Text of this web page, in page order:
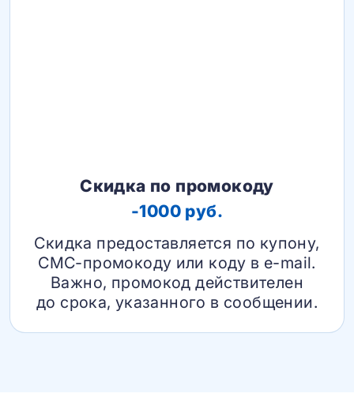
Скидка по промокоду
-1000 руб.
Скидка предоставляется по купону,
СМС-промокоду или коду в e-mail.
Важно, промокод действителен
до срока, указанного в сообщении.